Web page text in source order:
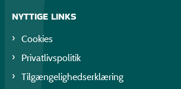
NYTTIGE LINKS
Cookies
Privatlivspolitik
Tilgængelighedserklæring